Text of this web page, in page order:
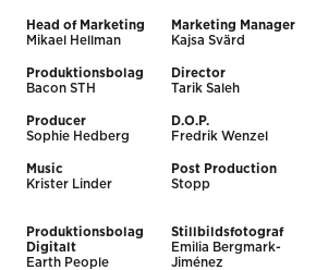
Head of Marketing
Mikael Hellman
Marketing Manager
Kajsa Svärd
Produktionsbolag
Bacon STH
Director
Tarik Saleh
Producer
Sophie Hedberg
D.O.P.
Fredrik Wenzel
Music
Krister Linder
Post Production
Stopp
Produktionsbolag
Digitalt
Earth People
Stillbildsfotograf
Emilia Bergmark-
Jiménez